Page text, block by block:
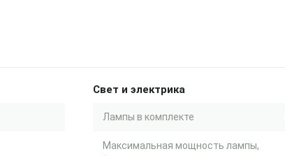
Свет и электрика
Лампы в комплекте
Максимальная мощность лампы,